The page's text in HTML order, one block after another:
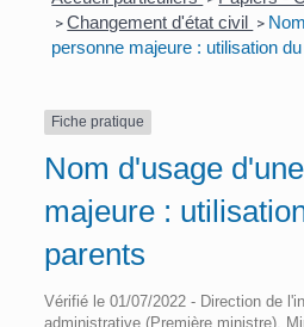
> Changement d'état civil >
personne majeure : utilisation
Fiche pratique
Nom d'usage
majeure :
parents
Vérifié le 01/07/2022 - Direction de
administrative (Première ministre),